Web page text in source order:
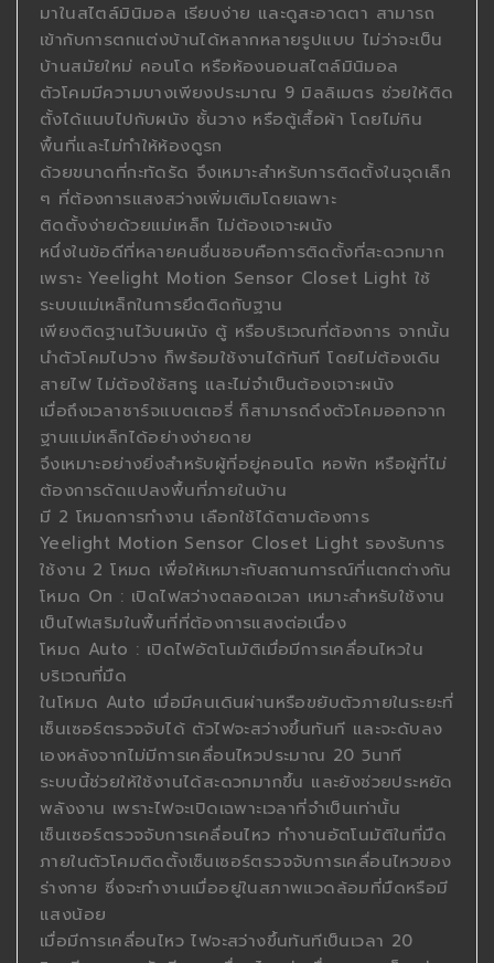
มาในสไตล์มินิมอล เรียบง่าย และดูสะอาดตา สามารถ
เข้ากับการตกแต่งบ้านได้หลากหลายรูปแบบ ไม่ว่าจะเป็น
บ้านสมัยใหม่ คอนโด หรือห้องนอนสไตล์มินิมอล
ตัวโคมมีความบางเพียงประมาณ 9 มิลลิเมตร ช่วยให้ติด
ตั้งได้แนบไปกับผนัง ชั้นวาง หรือตู้เสื้อผ้า โดยไม่กิน
พื้นที่และไม่ทำให้ห้องดูรก
ด้วยขนาดที่กะทัดรัด จึงเหมาะสำหรับการติดตั้งในจุดเล็ก
ๆ ที่ต้องการแสงสว่างเพิ่มเติมโดยเฉพาะ
ติดตั้งง่ายด้วยแม่เหล็ก ไม่ต้องเจาะผนัง
หนึ่งในข้อดีที่หลายคนชื่นชอบคือการติดตั้งที่สะดวกมาก
เพราะ Yeelight Motion Sensor Closet Light ใช้
ระบบแม่เหล็กในการยึดติดกับฐาน
เพียงติดฐานไว้บนผนัง ตู้ หรือบริเวณที่ต้องการ จากนั้น
นำตัวโคมไปวาง ก็พร้อมใช้งานได้ทันที โดยไม่ต้องเดิน
สายไฟ ไม่ต้องใช้สกรู และไม่จำเป็นต้องเจาะผนัง
เมื่อถึงเวลาชาร์จแบตเตอรี่ ก็สามารถดึงตัวโคมออกจาก
ฐานแม่เหล็กได้อย่างง่ายดาย
จึงเหมาะอย่างยิ่งสำหรับผู้ที่อยู่คอนโด หอพัก หรือผู้ที่ไม่
ต้องการดัดแปลงพื้นที่ภายในบ้าน
มี 2 โหมดการทำงาน เลือกใช้ได้ตามต้องการ
Yeelight Motion Sensor Closet Light รองรับการ
ใช้งาน 2 โหมด เพื่อให้เหมาะกับสถานการณ์ที่แตกต่างกัน
โหมด On : เปิดไฟสว่างตลอดเวลา เหมาะสำหรับใช้งาน
เป็นไฟเสริมในพื้นที่ที่ต้องการแสงต่อเนื่อง
โหมด Auto : เปิดไฟอัตโนมัติเมื่อมีการเคลื่อนไหวใน
บริเวณที่มืด
ในโหมด Auto เมื่อมีคนเดินผ่านหรือขยับตัวภายในระยะที่
เซ็นเซอร์ตรวจจับได้ ตัวไฟจะสว่างขึ้นทันที และจะดับลง
เองหลังจากไม่มีการเคลื่อนไหวประมาณ 20 วินาที
ระบบนี้ช่วยให้ใช้งานได้สะดวกมากขึ้น และยังช่วยประหยัด
พลังงาน เพราะไฟจะเปิดเฉพาะเวลาที่จำเป็นเท่านั้น
เซ็นเซอร์ตรวจจับการเคลื่อนไหว ทำงานอัตโนมัติในที่มืด
ภายในตัวโคมติดตั้งเซ็นเซอร์ตรวจจับการเคลื่อนไหวของ
ร่างกาย ซึ่งจะทำงานเมื่ออยู่ในสภาพแวดล้อมที่มืดหรือมี
แสงน้อย
เมื่อมีการเคลื่อนไหว ไฟจะสว่างขึ้นทันทีเป็นเวลา 20